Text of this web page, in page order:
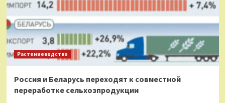
Растениеводство
Россия и Беларусь переходят к совместной
переработке сельхозпродукции